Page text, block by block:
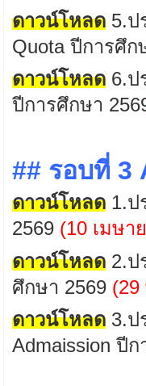
ดาวน์โหลด 5.ป
Quotaปีการศึก
ดาวน์โหลด 6.ป
ปีการศึกษา
## รอบที่ 3
ดาวน์โหลด 1.ป
2569 (10 เมษา
ดาวน์โหลด 2.ป
ศึกษา 2569 (29
ดาวน์โหลด 3.ป
Admaission ปีก